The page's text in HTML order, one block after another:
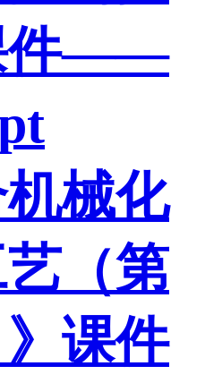
件——
机械化
（第
课件